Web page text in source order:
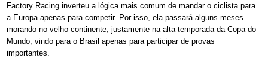
Factory Racing inverteu a lógica mais comum de mandar o ciclista para
a Europa apenas para competir. Por isso, ela passará alguns meses
morando no velho continente, justamente na alta temporada da Copa do
Mundo, vindo para o Brasil apenas para participar de provas
importantes.